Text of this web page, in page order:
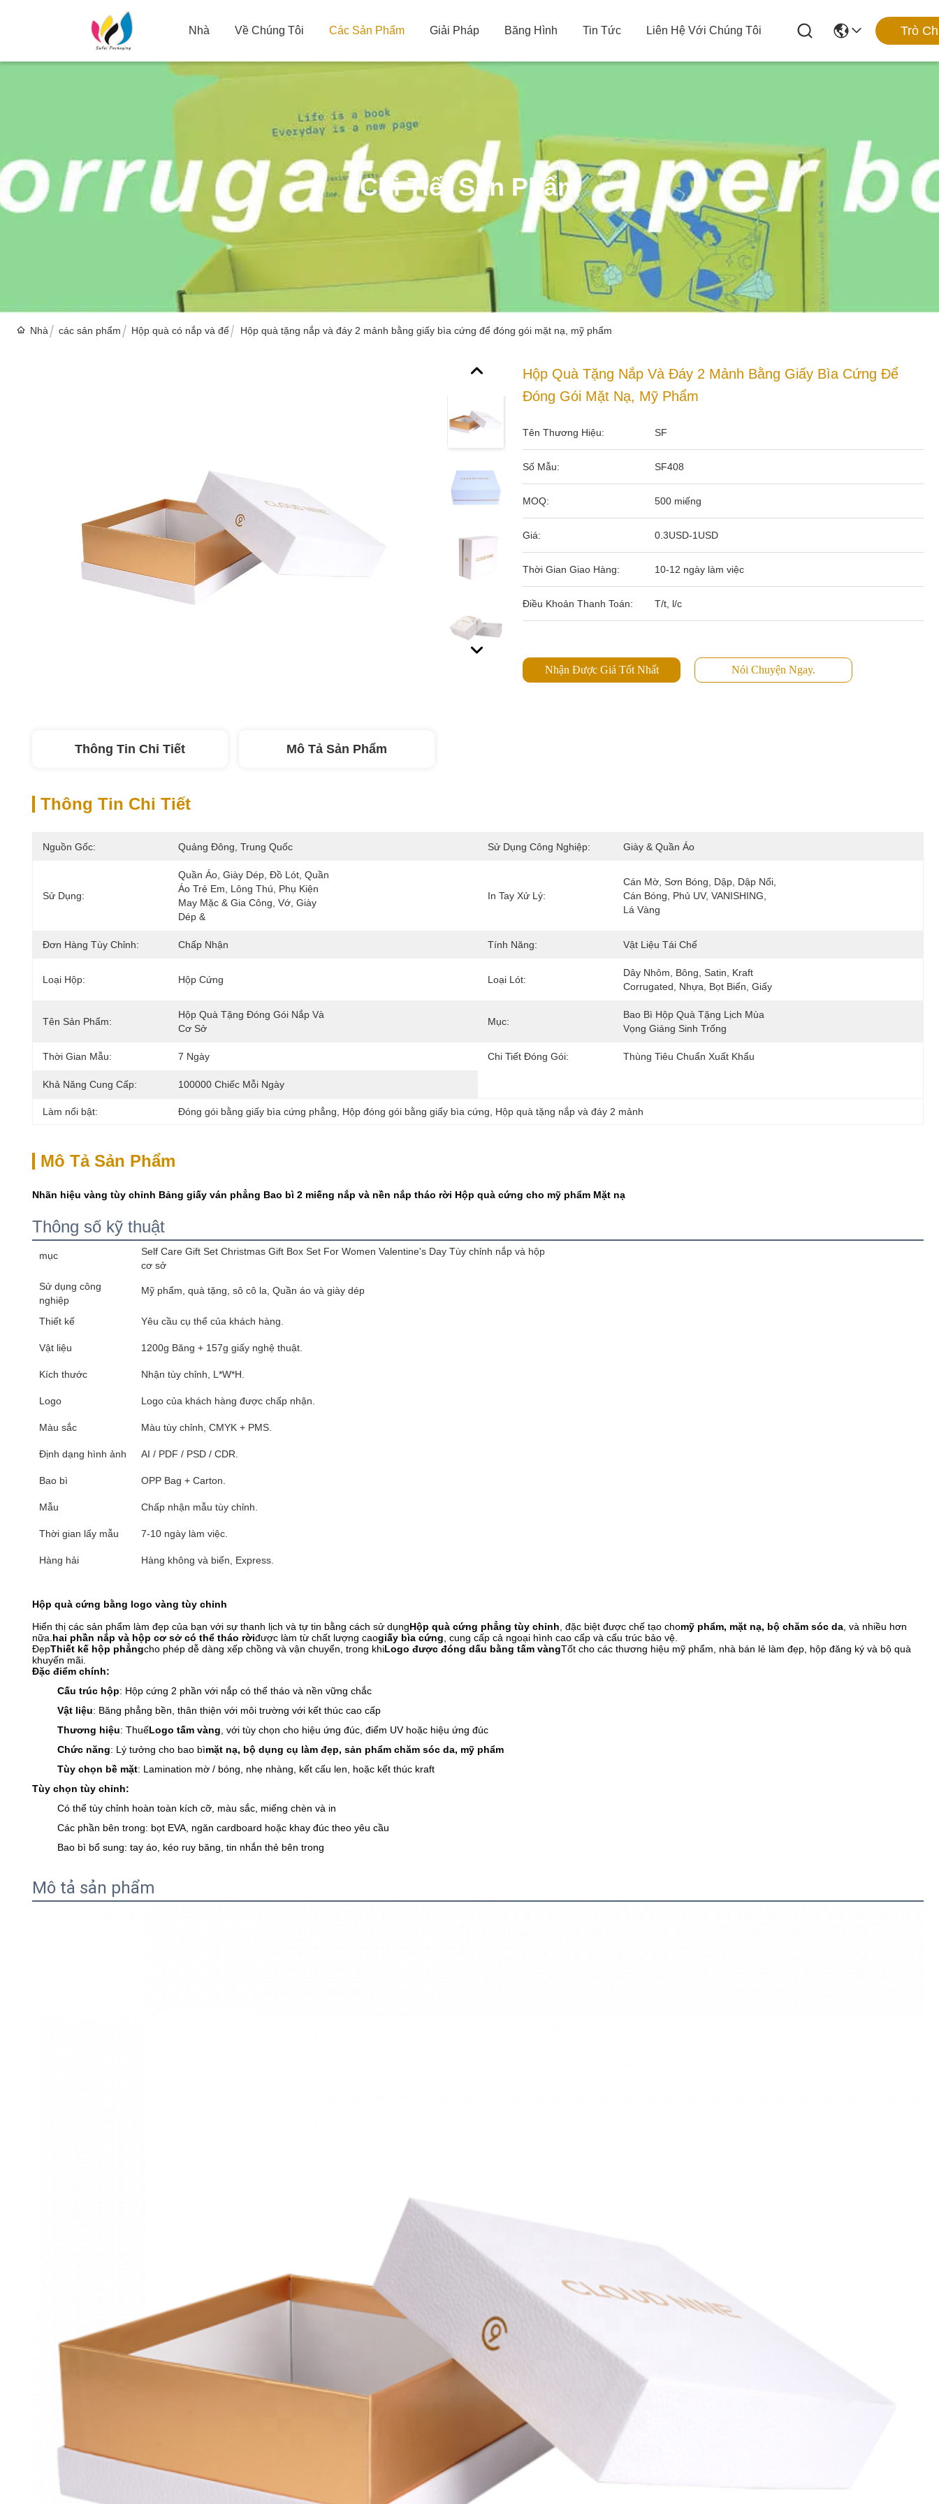
Nhà Về Chúng Tôi Các Sản Phẩm Giải Pháp Băng Hình Tin Tức Liên Hệ Với Chúng Tôi Trò
Chi Tiết Sản Phẩm
Nhà các sản phẩm Hộp quà có nắp và đế Hộp quà tặng nắp và đáy 2 mảnh bằng giấy bìa cứng để đóng gói mặt nạ, mỹ phẩm
Hộp Quà Tặng Nắp Và Đáy 2 Mảnh Bằng Giấy Bìa Cứng Để
Đóng Gói Mặt Nạ, Mỹ Phẩm
Tên Thương Hiệu: SF
Số Mẫu: SF408
MOQ: 500 miếng
Giá: 0.3USD-1USD
Thời Gian Giao Hàng: 10-12 ngày làm việc
Điều Khoản Thanh Toán: T/t, l/c
Nhận Được Giá Tốt Nhất Nói Chuyện Ngay.
Thông Tin Chi Tiết Mô Tả Sản Phẩm
Thông Tin Chi Tiết
Nguồn Gốc: Quảng Đông, Trung Quốc Sử Dụng Công Nghiệp: Giày & Quần Áo
Sử Dụng:
Quần Áo, Giày Dép, Đồ Lót, Quần
Áo Trẻ Em, Lông Thú, Phụ Kiện
May Mặc & Gia Công, Vớ, Giày
Dép &
In Tay Xử Lý:
Cán Mờ, Sơn Bóng, Dập, Dập Nổi,
Cán Bóng, Phủ UV, VANISHING,
Lá Vàng
Đơn Hàng Tùy Chỉnh: Chấp Nhận Tính Năng: Vật Liệu Tái Chế
Loại Hộp: Hộp Cứng Loại Lót:
Dây Nhôm, Bông, Satin, Kraft
Corrugated, Nhựa, Bọt Biển, Giấy
Tên Sản Phẩm:
Hộp Quà Tặng Đóng Gói Nắp Và
Cơ Sở
Mục:
Bao Bì Hộp Quà Tặng Lịch Mùa
Vọng Giáng Sinh Trống
Thời Gian Mẫu: 7 Ngày Chi Tiết Đóng Gói: Thùng Tiêu Chuẩn Xuất Khẩu
Khả Năng Cung Cấp: 100000 Chiếc Mỗi Ngày
Làm nổi bật: Đóng gói bằng giấy bìa cứng phẳng Hộp đóng gói bằng giấy bìa cứng Hộp quà tặng nắp và đáy 2 mảnh
Mô Tả Sản Phẩm
Nhãn hiệu vàng tùy chỉnh Bảng giấy ván phẳng Bao bì 2 miếng nắp và nền nắp tháo rời Hộp quà cứng cho mỹ phẩm Mặt nạ
Thông số kỹ thuật
mục
Self Care Gift Set Christmas Gift Box Set For Women Valentine's Day Tùy chỉnh nắp và hộp
cơ sở
Sử dụng công
nghiệp
Mỹ phẩm, quà tặng, sô cô la, Quần áo và giày dép
Thiết kế Yêu cầu cụ thể của khách hàng.
Vật liệu 1200g Băng + 157g giấy nghệ thuật.
Kích thước Nhận tùy chỉnh, L*W*H.
Logo Logo của khách hàng được chấp nhận.
Màu sắc Màu tùy chỉnh, CMYK + PMS.
Định dạng hình ảnh AI / PDF / PSD / CDR.
Bao bì OPP Bag + Carton.
Mẫu Chấp nhận mẫu tùy chỉnh.
Thời gian lấy mẫu 7-10 ngày làm việc.
Hàng hải Hàng không và biển, Express.
Hộp quà cứng bằng logo vàng tùy chỉnh
Hiển thị các sản phẩm làm đẹp của bạn với sự thanh lịch và tự tin bằng cách sử dụngHộp quà cứng phẳng tùy chỉnh , đặc biệt được chế tạo chomỹ phẩm, mặt nạ, bộ chăm sóc da , và nhiều hơn
nữa. hai phần nắp và hộp cơ sở có thể tháo rờiđược làm từ chất lượng caogiấy bìa cứng , cung cấp cả ngoại hình cao cấp và cấu trúc bảo vệ.
ĐẹpThiết kế hộp phẳngcho phép dễ dàng xếp chồng và vận chuyển, trong khiLogo được đóng dấu bằng tấm vàngTốt cho các thương hiệu mỹ phẩm, nhà bán lẻ làm đẹp, hộp đăng ký và bộ quà
khuyến mãi.
Đặc điểm chính:
Cấu trúc hộp: Hộp cứng 2 phần với nắp có thể tháo và nền vững chắc
Vật liệu: Băng phẳng bền, thân thiện với môi trường với kết thúc cao cấp
Thương hiệu: ThuếLogo tấm vàng , với tùy chọn cho hiệu ứng đúc, điểm UV hoặc hiệu ứng đúc
Chức năng: Lý tưởng cho bao bìmặt nạ, bộ dụng cụ làm đẹp, sản phẩm chăm sóc da, mỹ phẩm
Tùy chọn bề mặt: Lamination mờ / bóng, nhẹ nhàng, kết cấu len, hoặc kết thúc kraft
Tùy chọn tùy chỉnh:
Có thể tùy chỉnh hoàn toàn kích cỡ, màu sắc, miếng chèn và in
Các phần bên trong: bọt EVA, ngăn cardboard hoặc khay đúc theo yêu cầu
Bao bì bổ sung: tay áo, kéo ruy băng, tin nhắn thẻ bên trong
Mô tả sản phẩm